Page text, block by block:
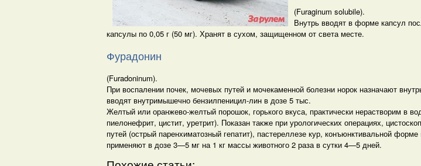
(Furaginum solubile).
Внутрь вводят в форме капсул
капсулы по 0,05 г (50 мг). Хранят в сухом, защищенном от света месте.
Фурадонин
(Furadoninum).
При воспалении почек, мочевых путей и мочекаменной болезни норок назначают
вводят внутримышечно бензилпеницил-лин в дозе 5 тыс.
Желтый или оранжево-желтый порошок, горького вкуса, практически нерастворим в
пиелонефрит, цистит, уретрит). Показан также при урологических операциях,
путей (острый паренхиматозный гепатит), пастереллезе кур, конъюнктивальной
применяют в дозе 3—5 мг на 1 кг массы животного 2 раза в сутки 4—5 дней.